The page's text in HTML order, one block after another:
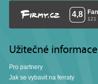
Užitečné informace
Pro partnery
Jak se vybavit na ferraty